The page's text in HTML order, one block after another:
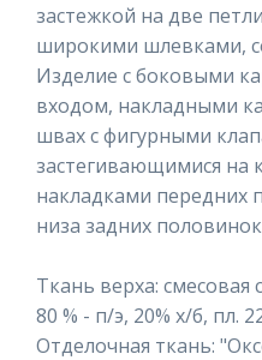
застежкой на две
широкими шлевками,
Изделие с боковыми
входом, накладными
швах с фигурными
застегивающимися на
накладками передних
низа задних
Ткань верха: смесовая
80 % - п/э, 20% х/б, пл.
Отделочная ткань: